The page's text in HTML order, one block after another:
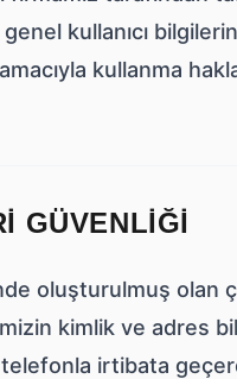
kullanıcı
kullanma
GÜVENLIĞI
oluşturulmuş olan
kimlik ve adres
irtibata